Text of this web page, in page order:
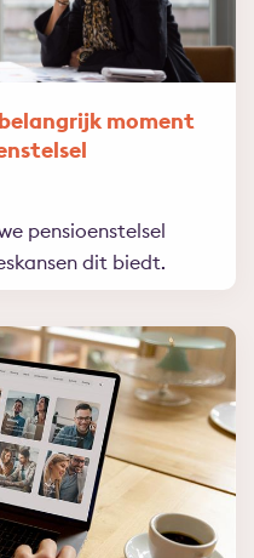
moment
pensioenstelsel
dit biedt.